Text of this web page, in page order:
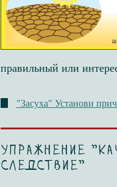
правильный или
"Засуха" Установи
Упражнение
следствие"